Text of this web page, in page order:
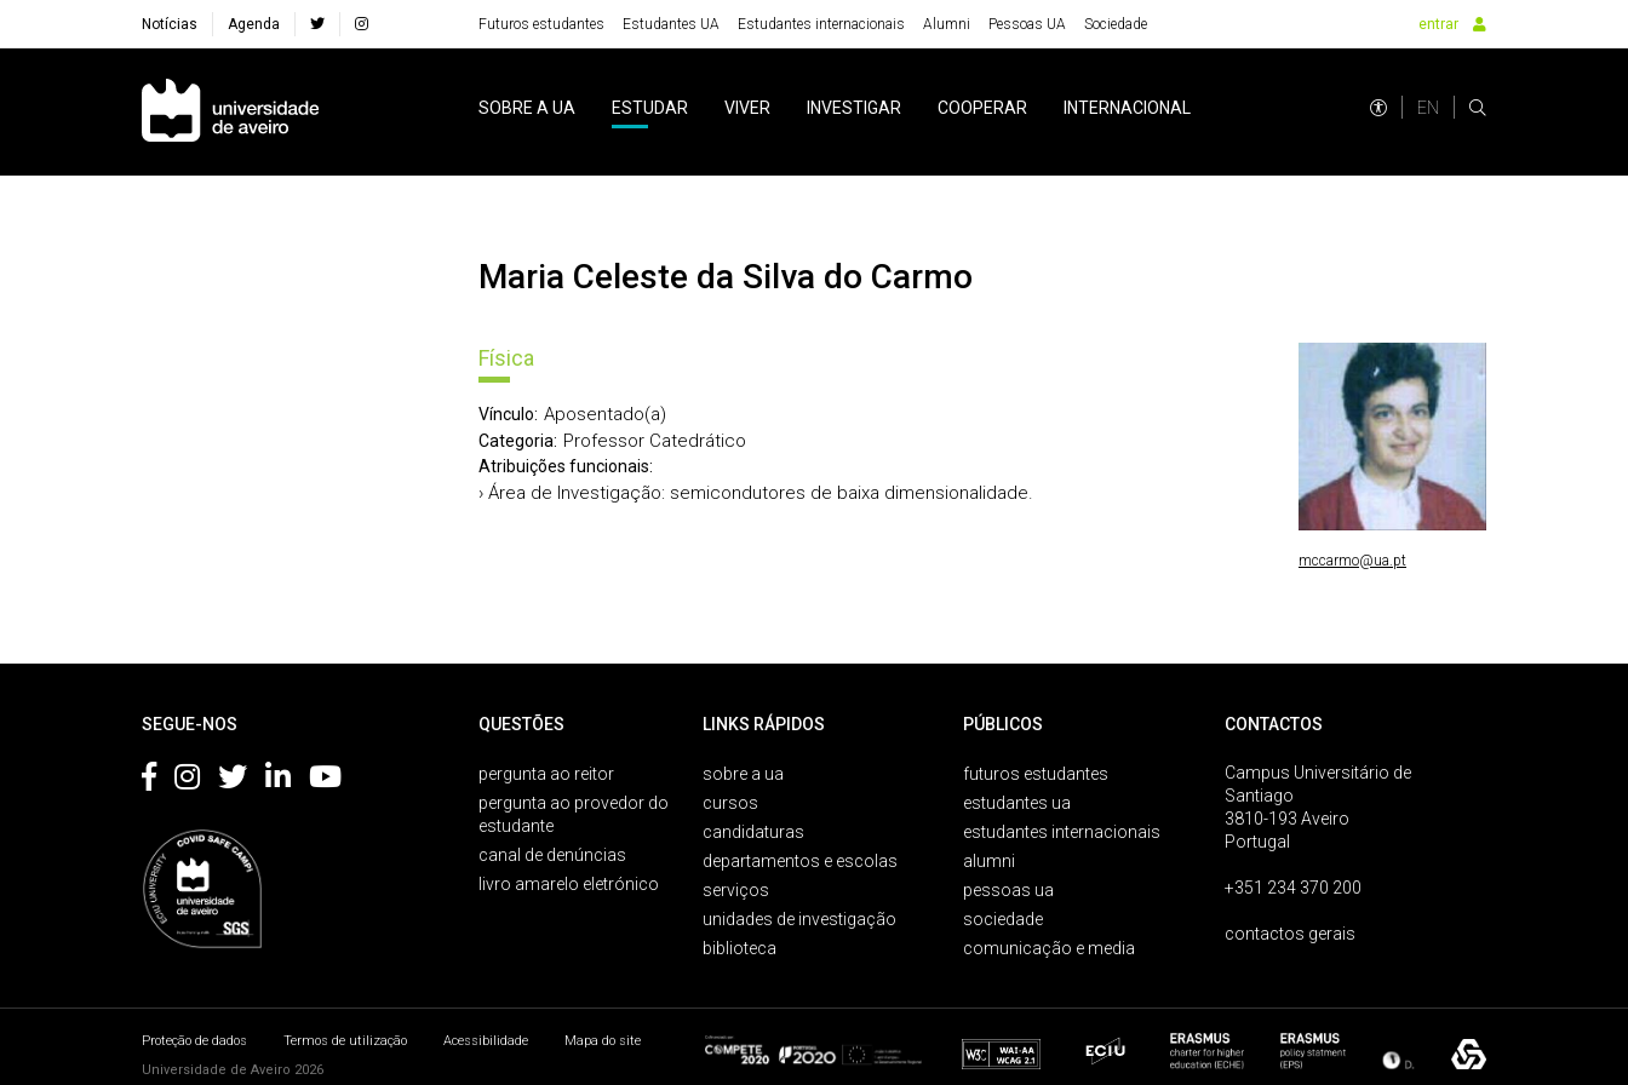
Notícias Agenda Futuros estudantes Estudantes UA Estudantes internacionais Alumni Pessoas UA Sociedade entrar
Navegação Principal
SOBRE A UA ESTUDAR VIVER INVESTIGAR COOPERAR INTERNACIONAL EN
Maria Celeste da Silva do Carmo
Física
Vínculo: Aposentado(a)
Categoria: Professor Catedrático
Atribuições funcionais:
› Área de Investigação: semicondutores de baixa dimensionalidade.
mccarmo@ua.pt
SEGUE-NOS QUESTÕES
pergunta ao reitor
pergunta ao provedor do
estudante
canal de denúncias
livro amarelo eletrónico
LINKS RÁPIDOS
sobre a ua
cursos
candidaturas
departamentos e escolas
serviços
unidades de investigação
biblioteca
PÚBLICOS
futuros estudantes
estudantes ua
estudantes internacionais
alumni
pessoas ua
sociedade
comunicação e media
CONTACTOS
Campus Universitário de
Santiago
3810-193 Aveiro
Portugal
+351 234 370 200
contactos gerais
Proteção de dados Termos de utilização Acessibilidade
Mapa do site
Universidade de Aveiro 2026